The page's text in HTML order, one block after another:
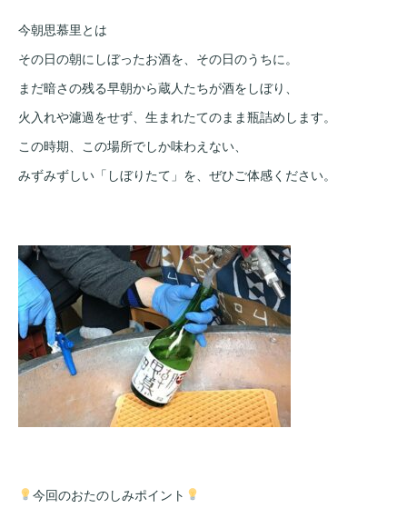
今朝思慕里とは
その日の朝にしぼったお酒を、その日のうちに。
まだ暗さの残る早朝から蔵人たちが酒をしぼり、
火入れや濾過をせず、生まれたてのまま瓶詰めします。
この時期、この場所でしか味わえない、
みずみずしい「しぼりたて」を、ぜひご体感ください。
今回のおたのしみポイント